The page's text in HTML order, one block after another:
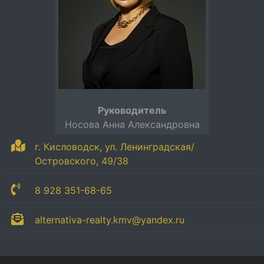
г. Кисловодск, ул. Ленинградская/
Островского, 49/38
8 928 351-68-65
alternativa-realty.kmv@yandex.ru
Руководитель
Носова Анна Александровна